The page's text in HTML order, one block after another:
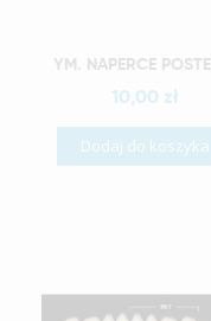
Szybki podgląd
10,00 zł
Dodaj do koszyka